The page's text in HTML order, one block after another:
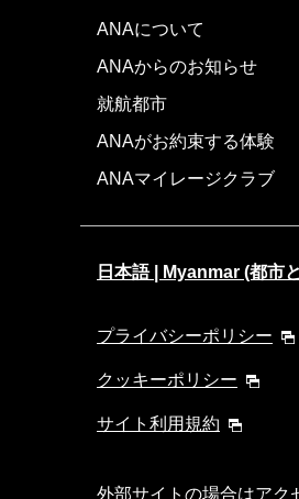
ANAについて
ANAからのお知らせ
就航都市
ANAがお約束する体験
ANAマイレージクラブ
日本語 | Myanmar (都市
プライバシーポリシー
クッキーポリシー
サイト利用規約
外部サイトの場合はアク